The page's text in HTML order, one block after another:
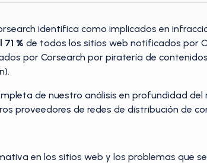
identifica como implicados en
71 % de todos los sitios web notificados por
por Corsearch por piratería de
de nuestro análisis en profundidad
proveedores de redes de distribución de
en los sitios web y los problemas que